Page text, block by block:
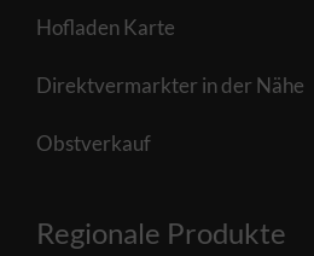
Hofladen Karte
Direktvermarkter in der Nähe
Obstverkauf
Regionale Produkte